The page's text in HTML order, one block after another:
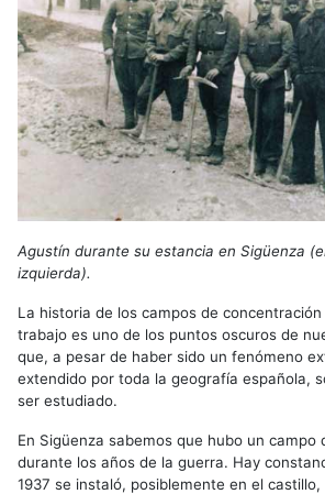
Agustín durante su estancia en Sigüenza
izquierda).
La historia de los campos de
trabajo es uno de los puntos oscuros de
que, a pesar de haber sido un fenómeno
extendido por toda la geografía española,
ser estudiado.
En Sigüenza sabemos que hubo un campo
durante los años de la guerra. Hay
1937 se instaló, posiblemente en el castillo,